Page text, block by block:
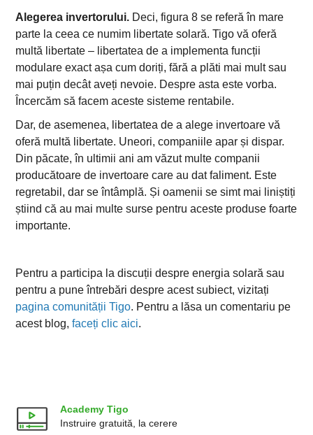
Academy Tigo
Instruire gratuită, la cerere
Alegerea invertorului. Deci, figura 8 se referă în mare
parte la ceea ce numim libertate solară. Tigo vă oferă
multă libertate – libertatea de a implementa funcții
modulare exact așa cum doriți, fără a plăti mai mult sau
mai puțin decât aveți nevoie. Despre asta este vorba.
Încercăm să facem aceste sisteme rentabile.
Dar, de asemenea, libertatea de a alege invertoare vă
oferă multă libertate. Uneori, companiile apar și dispar.
Din păcate, în ultimii ani am văzut multe companii
producătoare de invertoare care au dat faliment. Este
regretabil, dar se întâmplă. Și oamenii se simt mai liniștiți
știind că au mai multe surse pentru aceste produse foarte
importante.
Pentru a participa la discuții despre energia solară sau
pentru a pune întrebări despre acest subiect, vizitați
pagina comunității Tigo. Pentru a lăsa un comentariu pe
acest blog,faceți clic aici.